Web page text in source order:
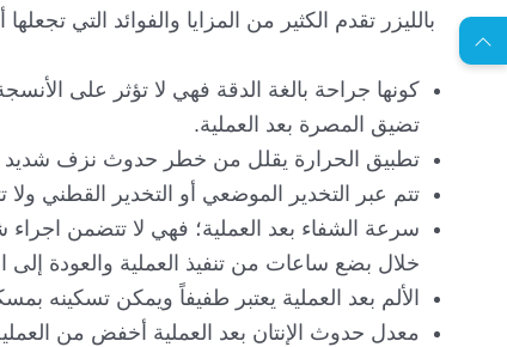
بالليزر تقدم الكثير من المزايا والفوائد التي
كونها جراحة بالغة الدقة فهي لا تؤثر على
تضيق المصرة بعد العملية.
تطبيق الحرارة يقلل من خطر حدوث نزف شديد
تتم عبر التخدير الموضعي أو التخدير القطني
سرعة الشفاء بعد العملية؛ فهي لا تتضمن
خلال بضع ساعات من تنفيذ العملية والعودة إلى الحياة
الألم بعد العملية يعتبر طفيفاً ويمكن تسكينه بمسكنات
معدل حدوث الإنتان بعد العملية أخفض من العملية
ل
ا
س
ت
ش
ا
ر
ة
م
ج
ا
ن
ي
ة